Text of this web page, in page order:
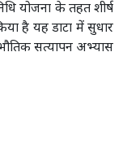
योजना के तहत शीर्ष
है यह डाटा में सुधार
सत्यापन अभ्यास